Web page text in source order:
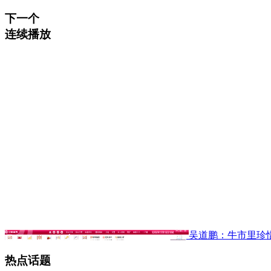
下一个
连续播放
吴道鹏：牛市里珍
热点话题